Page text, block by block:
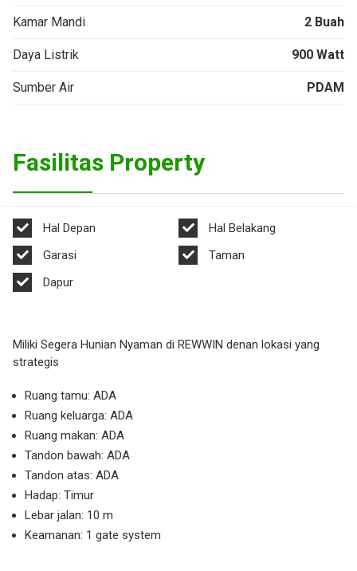
Kamar Mandi 2 Buah
Daya Listrik 900 Watt
Sumber Air PDAM
Fasilitas Property
Hal Depan
Hal Belakang
Garasi
Taman
Dapur
Miliki Segera Hunian Nyaman di REWWIN denan lokasi yang
strategis
Ruang tamu: ADA
Ruang keluarga: ADA
Ruang makan: ADA
Tandon bawah: ADA
Tandon atas: ADA
Hadap: Timur
Lebar jalan: 10 m
Keamanan: 1 gate system